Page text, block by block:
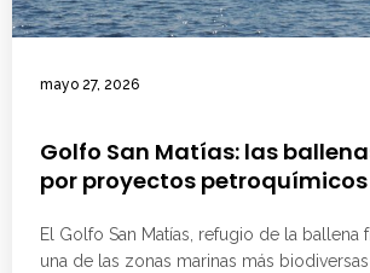
mayo 27, 2026
Golfo San Matías: las
por proyectos petroquímicos
El Golfo San Matías, refugio de la ballena
una de las zonas marinas más biodiversas